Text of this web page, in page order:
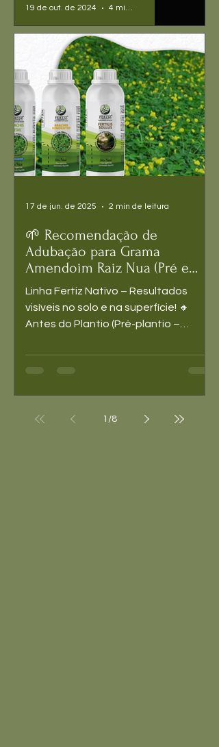
19 de out. de 2024 4 min de leitura
🌱 Recomendação de
Adubação para Grama
Amendoim Raiz Nua (Pré e
Pós-Plantio)
Linha Fertiz Nativo – Resultados
visíveis no solo e na superfície! 🔸
Antes do Plantio (Pré-plantio –
17 de jun. de 2025 2 min de leitura
1 /8